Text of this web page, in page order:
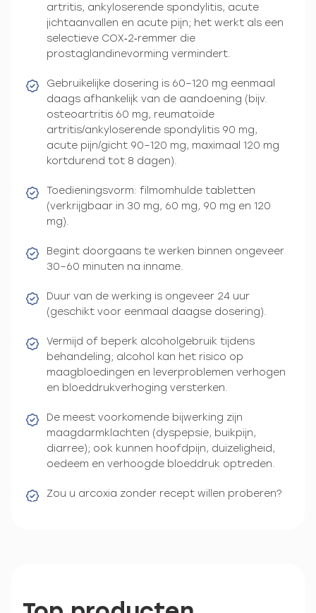
artritis, ankyloserende spondylitis, acute
jichtaanvallen en acute pijn; het werkt als een
selectieve COX‑2‑remmer die
prostaglandinevorming vermindert.
Gebruikelijke dosering is 60–120 mg eenmaal
daags afhankelijk van de aandoening (bijv.
osteoartritis 60 mg, reumatoïde
artritis/ankyloserende spondylitis 90 mg,
acute pijn/gicht 90–120 mg, maximaal 120 mg
kortdurend tot 8 dagen).
Toedieningsvorm: filmomhulde tabletten
(verkrijgbaar in 30 mg, 60 mg, 90 mg en 120
mg).
Begint doorgaans te werken binnen ongeveer
30–60 minuten na inname.
Duur van de werking is ongeveer 24 uur
(geschikt voor eenmaal daagse dosering).
Vermijd of beperk alcoholgebruik tijdens
behandeling; alcohol kan het risico op
maagbloedingen en leverproblemen verhogen
en bloeddrukverhoging versterken.
De meest voorkomende bijwerking zijn
maagdarmklachten (dyspepsie, buikpijn,
diarree); ook kunnen hoofdpijn, duizeligheid,
oedeem en verhoogde bloeddruk optreden.
Zou u arcoxia zonder recept willen proberen?